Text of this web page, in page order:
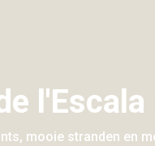
mooie stranden en